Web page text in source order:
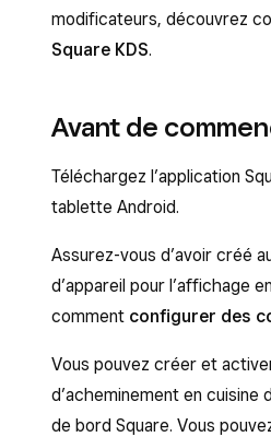
modificateurs, découvrez
Square KDS.
Avant de
Téléchargez l’application
tablette Android.
Assurez-vous d’avoir créé
d’appareil pour l’affichage
comment configurer des
Vous pouvez créer et
d’acheminement en cuisine
de bord Square. Vous